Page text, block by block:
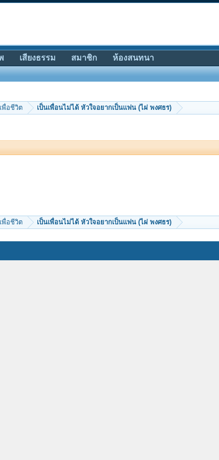
พื่อชีวิต เป็นเพื่อนไม่ได้ หัวใจอยากเป็นแฟน (ไผ่ พงศธร)
พื่อชีวิต เป็นเพื่อนไม่ได้ หัวใจอยากเป็นแฟน (ไผ่ พงศธร)
เสียงธรรม สมาชิก ห้องสนทนา